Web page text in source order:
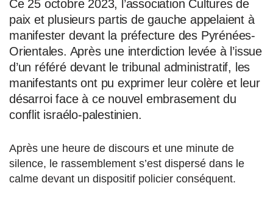
Ce 25 octobre 2023, l’association Cultures de
paix et plusieurs partis de gauche appelaient à
manifester devant la préfecture des Pyrénées-
Orientales. Après une interdiction levée à l’issue
d’un référé devant le tribunal administratif, les
manifestants ont pu exprimer leur colère et leur
désarroi face à ce nouvel embrasement du
conflit israélo-palestinien.
Après une heure de discours et une minute de
silence, le rassemblement s’est dispersé dans le
calme devant un dispositif policier conséquent.